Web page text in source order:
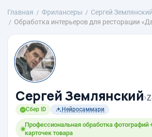
Главная Фрилансеры Сергей Землянский
Обработка интерьеров для ресторации
Сергей Землянский›
Сбер ID Нейросаммари
Профессиональная обработка фотографий
карточек товара